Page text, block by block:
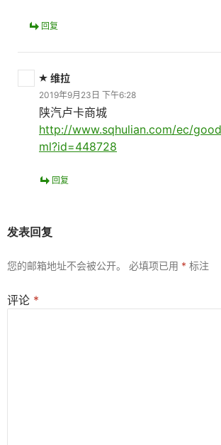
回复
维拉
2019年9月23日 下午6:28
陕汽卢卡商城
http://www.sqhulian.com/ec/
ml?id=448728
回复
发表回复
您的邮箱地址不会被公开。 必填项已用 * 标注
评论 *